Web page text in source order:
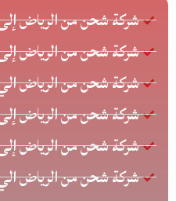
شركة شحن من الرياض
شركة شحن من الرياض
شركة شحن من الرياض
شركة شحن من الرياض
شركة شحن من الرياض
شركة شحن من الرياض